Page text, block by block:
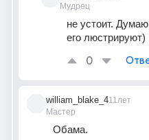
Мудрец
не устоит.
его люстрируют)
0
william_blake_4
Мастер
11лет
Обама.